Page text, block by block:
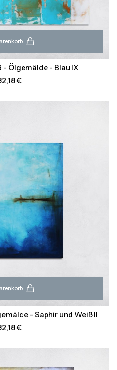
- Ölgemälde - Blau IX
€
- Saphir und Weiß II
€